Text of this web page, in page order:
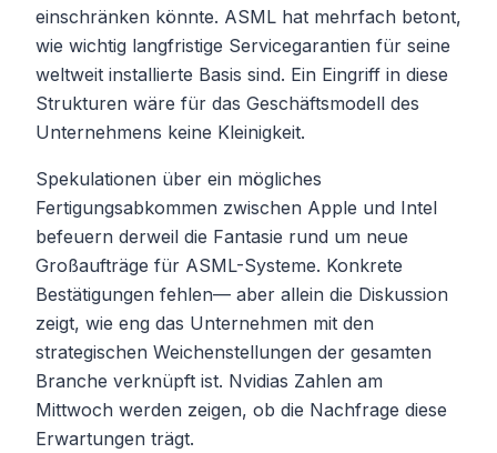
einschränken könnte. ASML hat mehrfach betont,
wie wichtig langfristige Servicegarantien für seine
weltweit installierte Basis sind. Ein Eingriff in diese
Strukturen wäre für das Geschäftsmodell des
Unternehmens keine Kleinigkeit.
Spekulationen über ein mögliches
Fertigungsabkommen zwischen Apple und Intel
befeuern derweil die Fantasie rund um neue
Großaufträge für ASML-Systeme. Konkrete
Bestätigungen fehlen— aber allein die Diskussion
zeigt, wie eng das Unternehmen mit den
strategischen Weichenstellungen der gesamten
Branche verknüpft ist. Nvidias Zahlen am
Mittwoch werden zeigen, ob die Nachfrage diese
Erwartungen trägt.